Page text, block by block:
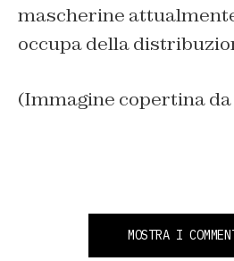
mascherine
occupa della
(Immagine copertina
MOSTRA I